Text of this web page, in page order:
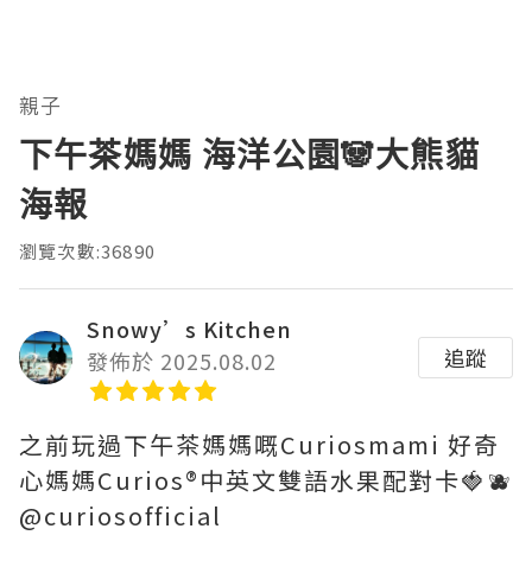
親子
下午茶媽媽 海洋公園🐼大熊貓
海報
瀏覽次數:36890
Snowy’s Kitchen
發佈於 2025.08.02
追蹤
之前玩過下午茶媽媽嘅Curiosmami 好奇
心媽媽Curios®️中英文雙語水果配對卡🍓🫐
@curiosofficial